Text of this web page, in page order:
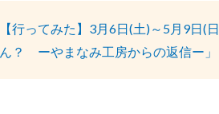
【行ってみた】3月6日(土)～5月9日(
ん？ ーやまなみ工房からの返信ー」